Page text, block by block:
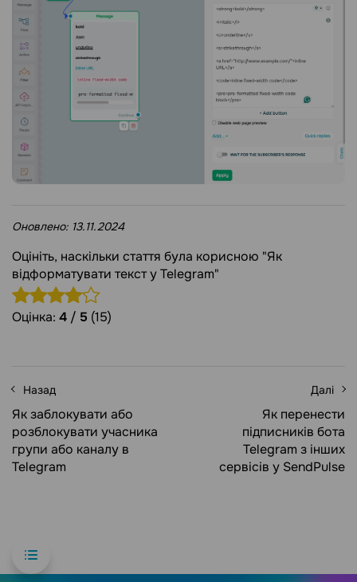
Оновлено: 13.11.2024
Оцініть, наскільки стаття була корисною "Як
відформатувати текст у Telegram"
Оцінка: 4 / 5 (15)
Назад
Як заблокувати або
розблокувати учасника
групи або каналу в
Telegram
Далі
Як перенести
підписників бота
Telegram з інших
сервісів у SendPulse